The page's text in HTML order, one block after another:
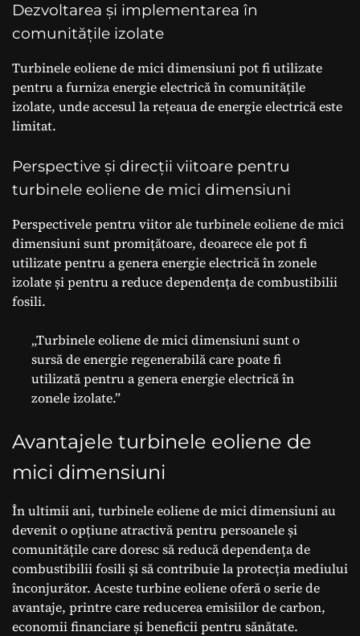
Dezvoltarea și implementarea în
comunitățile izolate
Turbinele eoliene de mici dimensiuni pot fi utilizate
pentru a furniza energie electrică în comunitățile
izolate, unde accesul la rețeaua de energie electrică este
limitat.
Perspective și direcții viitoare pentru
turbinele eoliene de mici dimensiuni
Perspectivele pentru viitor ale turbinele eoliene de mici
dimensiuni sunt promițătoare, deoarece ele pot fi
utilizate pentru a genera energie electrică în zonele
izolate și pentru a reduce dependența de combustibilii
fosili.
„Turbinele eoliene de mici dimensiuni sunt o
sursă de energie regenerabilă care poate fi
utilizată pentru a genera energie electrică în
zonele izolate.”
Avantajele turbinele eoliene de
mici dimensiuni
În ultimii ani, turbinele eoliene de mici dimensiuni au
devenit o opțiune atractivă pentru persoanele și
comunitățile care doresc să reducă dependența de
combustibilii fosili și să contribuie la protecția mediului
înconjurător. Aceste turbine eoliene oferă o serie de
avantaje, printre care reducerea emisiilor de carbon,
economii financiare și beneficii pentru sănătate.